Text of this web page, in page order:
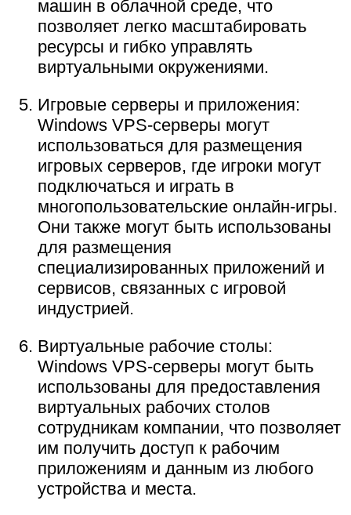
машин в облачной среде, что
позволяет легко масштабировать
ресурсы и гибко управлять
виртуальными окружениями.
Игровые серверы и приложения:
Windows VPS-серверы могут
использоваться для размещения
игровых серверов, где игроки могут
подключаться и играть в
многопользовательские онлайн-игры.
Они также могут быть использованы
для размещения
специализированных приложений и
сервисов, связанных с игровой
индустрией.
Виртуальные рабочие столы:
Windows VPS-серверы могут быть
использованы для предоставления
виртуальных рабочих столов
сотрудникам компании, что позволяет
им получить доступ к рабочим
приложениям и данным из любого
устройства и места.